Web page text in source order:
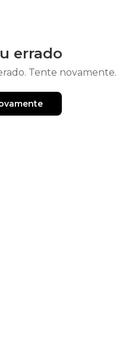
errado
Tente novamente.